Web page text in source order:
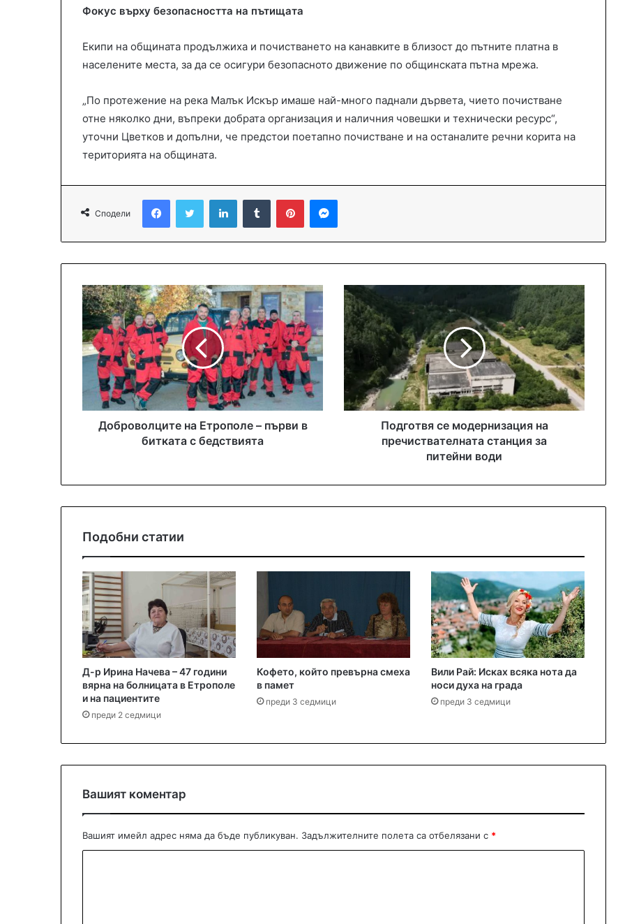
Фокус върху безопасността на пътищата
Екипи на общината продължиха и почистването на канавките в близост до пътните платна в
населените места, за да се осигури безопасното движение по общинската пътна мрежа.
„По протежение на река Малък Искър имаше най-много паднали дървета, чието почистване
отне няколко дни, въпреки добрата организация и наличния човешки и технически ресурс“,
уточни Цветков и допълни, че предстои поетапно почистване и на останалите речни корита на
територията на общината.
Сподели
Доброволците на Етрополе – първи в
битката с бедствията
Подготвя се модернизация на
пречиствателната станция за
питейни води
Подобни статии
Д-р Ирина Начева – 47 години
вярна на болницата в Етрополе
и на пациентите
преди 2 седмици
Кофето, който превърна смеха
в памет
преди 3 седмици
Вили Рай: Исках всяка нота да
носи духа на града
преди 3 седмици
Вашият коментар
Вашият имейл адрес няма да бъде публикуван. Задължителните полета са отбелязани с *